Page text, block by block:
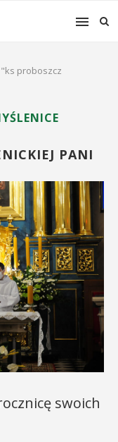
proboszcz
PANI
swoich